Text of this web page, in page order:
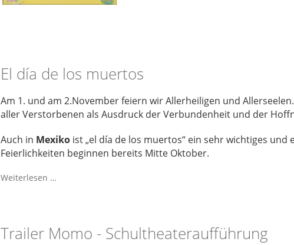
El día de los muertos
Am 1. und am 2.November feiern wir Allerheiligen und
aller Verstorbenen als Ausdruck der Verbundenheit und der
Auch in Mexikoist „el día de los muertos“ ein sehr wichtiges
Feierlichkeiten beginnen bereits Mitte Oktober.
Weiterlesen …
Trailer Momo - Schultheateraufführung